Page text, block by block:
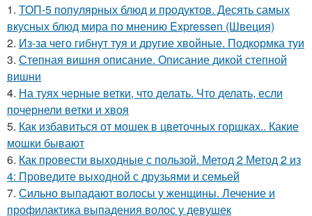
1. ТОП-5 популярных блюд и продуктов. Десять самых
вкусных блюд мира по мнению Expressen (Швеция)
2. Из-за чего гибнут туя и другие хвойные. Подкормка туи
3. Степная вишня описание. Описание дикой степной
вишни
4. На туях черные ветки, что делать. Что делать, если
почернели ветки и хвоя
5. Как избавиться от мошек в цветочных горшках.. Какие
мошки бывают
6. Как провести выходные с пользой. Метод 2 Метод 2 из
4: Проведите выходной с друзьями и семьей
7. Сильно выпадают волосы у женщины. Лечение и
профилактика выпадения волос у девушек